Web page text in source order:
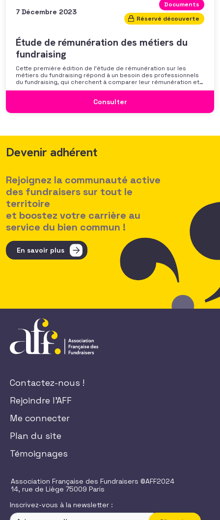
7 Décembre 2023
Documents
Réservé découverte
Étude de rémunération des métiers du
fundraising
Cette première édition de l’étude de rémunération sur les
métiers du fundraising répond à un besoin des professionnels
du fundraising, qui cherchent à comparer leur rémunération et à
se positionner. Elle répond également à une préoccupation
des politiques salariales comme un enjeu majeur,
Consulter
Devenir adhérent
Rejoignez la communauté active
des fundraisers sur tout le
territoire
et boostez votre carrière au
service du bien commun !
En savoir plus
Contactez-nous !
Rejoindre l'AFF
Me connecter
Plan du site
Témoignages
Association Française des Fundraisers ©AFF2024
14, rue de Liège 75009 Paris
Inscrivez-vous à la newsletter :